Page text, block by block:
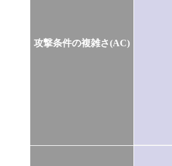
攻撃条件の複雑さ(AC)